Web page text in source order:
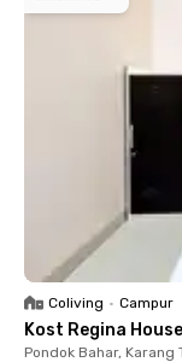
Coliving • Campur
Kost Regina
Pondok Bahar, Karang